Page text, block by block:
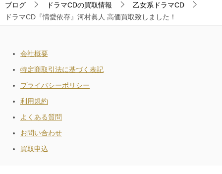
ブログ
ドラマCDの買取情報
乙女系ドラマCD
ドラマCD『情愛依存』河村眞人 高価買取致しました！
会社概要
特定商取引法に基づく表記
プライバシーポリシー
利用規約
よくある質問
お問い合わせ
買取申込